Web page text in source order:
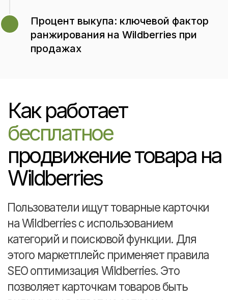
Процент выкупа: ключевой фактор
ранжирования на Wildberries при
продажах
популярных запросов
пользователей, можно
воспользоваться сервисом «Яндекс
Вордстат».
внешних ресурсов, таких как Яндекс и
Google.